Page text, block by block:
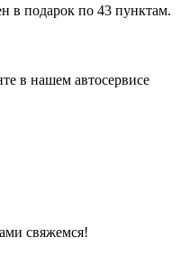
подарок по 43 пунктам.
в нашем автосервисе
свяжемся!